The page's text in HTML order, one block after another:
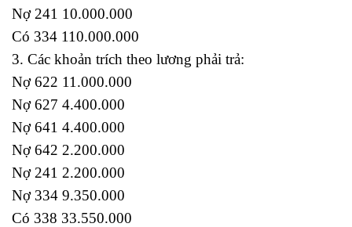
Nợ 241 10.000.000
Có 334 110.000.000
3. Các khoản trích theo lương phải trả:
Nợ 622 11.000.000
Nợ 627 4.400.000
Nợ 641 4.400.000
Nợ 642 2.200.000
Nợ 241 2.200.000
Nợ 334 9.350.000
Có 338 33.550.000